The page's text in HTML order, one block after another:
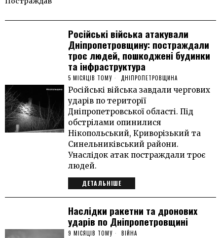
Російські війська атакували
Дніпропетровщину: постраждали
троє людей, пошкоджені будинки
та інфраструктура
5 МІСЯЦІВ ТОМУ ДНІПРОПЕТРОВЩИНА
Російські війська завдали чергових
ударів по території
Дніпропетровської області. Під
обстрілами опинилися
Нікопольський, Криворізький та
Синельниківський райони.
Унаслідок атак постраждали троє
людей.
ДЕТАЛЬНІШЕ
Наслідки ракетни та дронових
ударів по Дніпропетровщині
9 МІСЯЦІВ ТОМУ ВІЙНА